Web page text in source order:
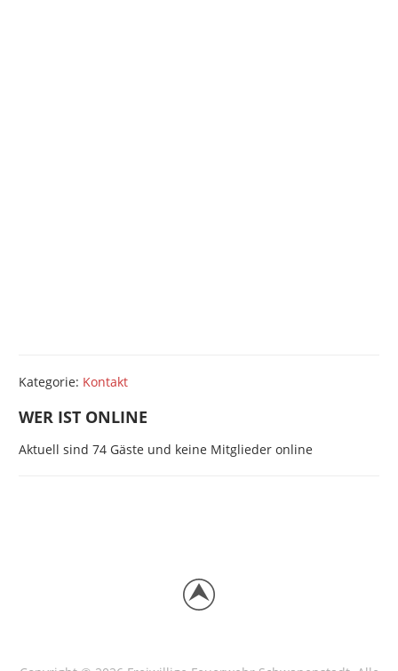
Kategorie: Kontakt
WER IST ONLINE
Aktuell sind 74 Gäste und keine Mitglieder online